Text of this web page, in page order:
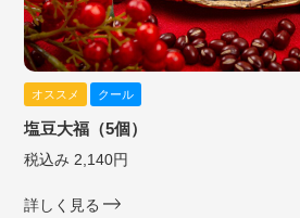
オススメ クール
塩豆大福（5個）
税込み 2,140円
詳しく見る